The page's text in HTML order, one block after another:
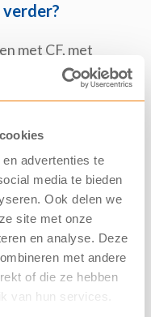
advertenties te
media te bieden
Ook delen we
site met onze
en analyse. Deze
met andere
of die ze hebben
van hun services.
met CF, met
waarschijnlijkbaat
over iedereen
bewijs in de
Kaftrioop basis van
van
in gesprek met